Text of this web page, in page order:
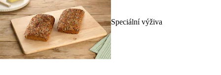
Speciální výživa